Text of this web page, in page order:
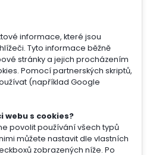
informace, které jsou
Tyto informace běžně
stránky a jejich procházením
Pomocí partnerských skriptů,
(například Google
webu s cookies?
povolit používání všech typů
můžete nastavit dle vlastních
zobrazených níže. Po